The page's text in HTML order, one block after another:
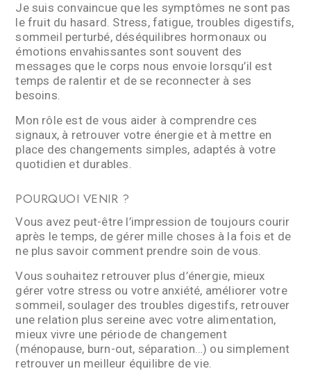
Je suis convaincue que les symptômes ne sont pas
le fruit du hasard. Stress, fatigue, troubles digestifs,
sommeil perturbé, déséquilibres hormonaux ou
émotions envahissantes sont souvent des
messages que le corps nous envoie lorsqu’il est
temps de ralentir et de se reconnecter à ses
besoins.
Mon rôle est de vous aider à comprendre ces
signaux, à retrouver votre énergie et à mettre en
place des changements simples, adaptés à votre
quotidien et durables.
POURQUOI VENIR ?
Vous avez peut-être l’impression de toujours courir
après le temps, de gérer mille choses à la fois et de
ne plus savoir comment prendre soin de vous.
Vous souhaitez retrouver plus d’énergie, mieux
gérer votre stress ou votre anxiété, améliorer votre
sommeil, soulager des troubles digestifs, retrouver
une relation plus sereine avec votre alimentation,
mieux vivre une période de changement
(ménopause, burn-out, séparation…) ou simplement
retrouver un meilleur équilibre de vie.